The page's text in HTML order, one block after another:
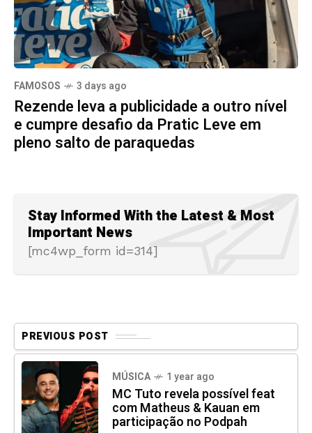
FAMOSOS 3 days ago
Rezende leva a publicidade a outro nível
e cumpre desafio da Pratic Leve em
pleno salto de paraquedas
Stay Informed With the Latest & Most
Important News
[mc4wp_form id=314]
PREVIOUS POST
MÚSICA 1 year ago
MC Tuto revela possível feat
com Matheus & Kauan em
participação no Podpah